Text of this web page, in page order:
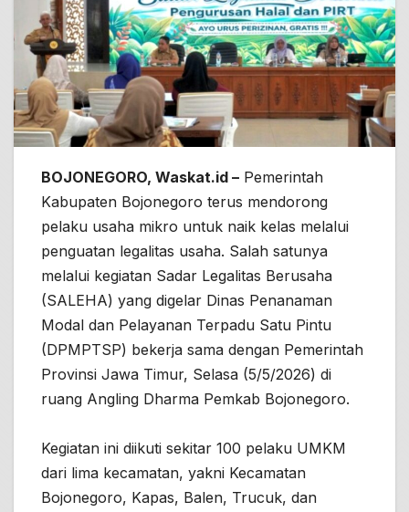
BOJONEGORO, Waskat.id – Pemerintah
Kabupaten Bojonegoro terus mendorong
pelaku usaha mikro untuk naik kelas melalui
penguatan legalitas usaha. Salah satunya
melalui kegiatan Sadar Legalitas Berusaha
(SALEHA) yang digelar Dinas Penanaman
Modal dan Pelayanan Terpadu Satu Pintu
(DPMPTSP) bekerja sama dengan Pemerintah
Provinsi Jawa Timur, Selasa (5/5/2026) di
ruang Angling Dharma Pemkab Bojonegoro.
Kegiatan ini diikuti sekitar 100 pelaku UMKM
dari lima kecamatan, yakni Kecamatan
Bojonegoro, Kapas, Balen, Trucuk, dan